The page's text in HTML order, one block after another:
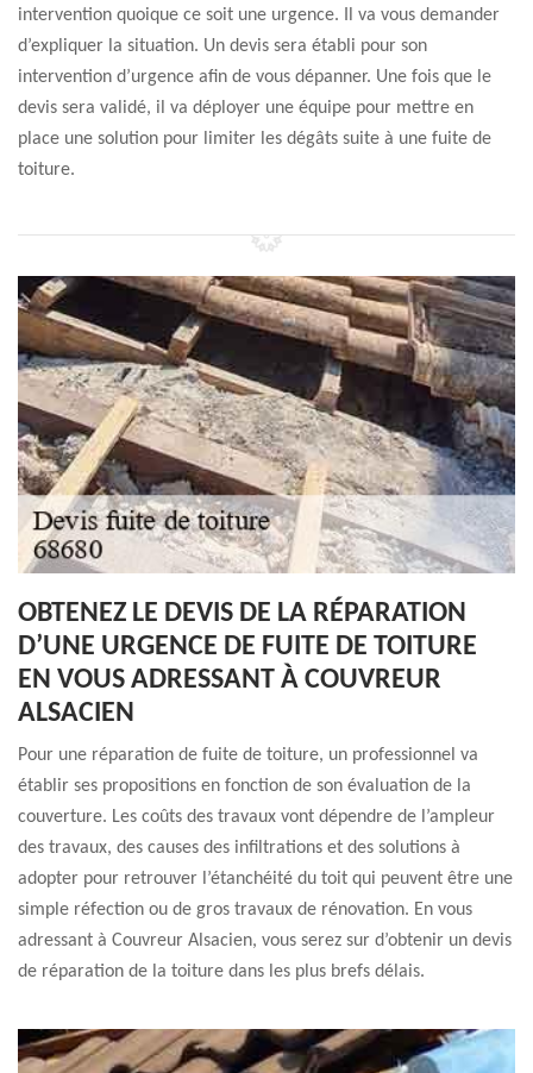
intervention quoique ce soit une urgence. Il va vous demander
d’expliquer la situation. Un devis sera établi pour son
intervention d’urgence afin de vous dépanner. Une fois que le
devis sera validé, il va déployer une équipe pour mettre en
place une solution pour limiter les dégâts suite à une fuite de
toiture.
OBTENEZ LE DEVIS DE LA RÉPARATION
D’UNE URGENCE DE FUITE DE TOITURE
EN VOUS ADRESSANT À COUVREUR
ALSACIEN
Pour une réparation de fuite de toiture, un professionnel va
établir ses propositions en fonction de son évaluation de la
couverture. Les coûts des travaux vont dépendre de l’ampleur
des travaux, des causes des infiltrations et des solutions à
adopter pour retrouver l’étanchéité du toit qui peuvent être une
simple réfection ou de gros travaux de rénovation. En vous
adressant à Couvreur Alsacien, vous serez sur d’obtenir un devis
de réparation de la toiture dans les plus brefs délais.